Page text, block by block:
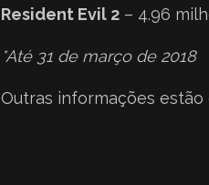
Resident Evil 2 – 4.96
*Até 31 de março de 2018
Outras informações